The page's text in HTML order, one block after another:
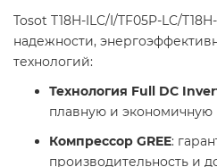
Tosot T18H-ILC/I/TF05P-LC/
надежности,
технологий:
Технология Full DC
плавную и экономичную
Компрессор GREE:
производительность и